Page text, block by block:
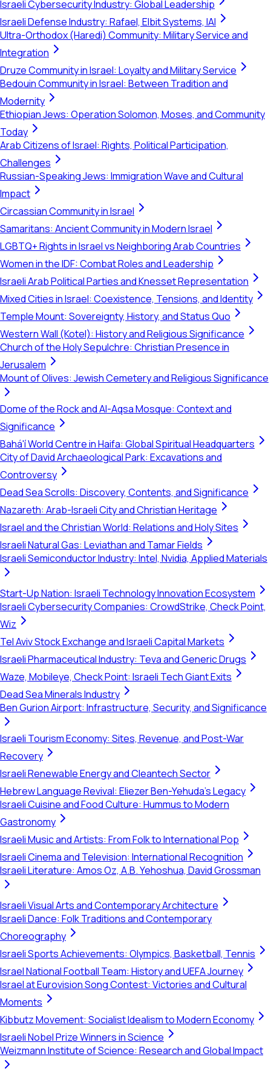
Israeli Cybersecurity Industry: Global Leadership
Israeli Defense Industry: Rafael, Elbit Systems, IAI
Ultra-Orthodox (Haredi) Community: Military Service and
Integration
Druze Community in Israel: Loyalty and Military Service
Bedouin Community in Israel: Between Tradition and
Modernity
Ethiopian Jews: Operation Solomon, Moses, and Community
Today
Arab Citizens of Israel: Rights, Political Participation,
Challenges
Russian-Speaking Jews: Immigration Wave and Cultural
Impact
Circassian Community in Israel
Samaritans: Ancient Community in Modern Israel
LGBTQ+ Rights in Israel vs Neighboring Arab Countries
Women in the IDF: Combat Roles and Leadership
Israeli Arab Political Parties and Knesset Representation
Mixed Cities in Israel: Coexistence, Tensions, and Identity
Temple Mount: Sovereignty, History, and Status Quo
Western Wall (Kotel): History and Religious Significance
Church of the Holy Sepulchre: Christian Presence in
Jerusalem
Mount of Olives: Jewish Cemetery and Religious Significance
Dome of the Rock and Al-Aqsa Mosque: Context and
Significance
Bahá'í World Centre in Haifa: Global Spiritual Headquarters
City of David Archaeological Park: Excavations and
Controversy
Dead Sea Scrolls: Discovery, Contents, and Significance
Nazareth: Arab-Israeli City and Christian Heritage
Israel and the Christian World: Relations and Holy Sites
Israeli Natural Gas: Leviathan and Tamar Fields
Israeli Semiconductor Industry: Intel, Nvidia, Applied Materials
Start-Up Nation: Israeli Technology Innovation Ecosystem
Israeli Cybersecurity Companies: CrowdStrike, Check Point,
Wiz
Tel Aviv Stock Exchange and Israeli Capital Markets
Israeli Pharmaceutical Industry: Teva and Generic Drugs
Waze, Mobileye, Check Point: Israeli Tech Giant Exits
Dead Sea Minerals Industry
Ben Gurion Airport: Infrastructure, Security, and Significance
Israeli Tourism Economy: Sites, Revenue, and Post-War
Recovery
Israeli Renewable Energy and Cleantech Sector
Hebrew Language Revival: Eliezer Ben-Yehuda's Legacy
Israeli Cuisine and Food Culture: Hummus to Modern
Gastronomy
Israeli Music and Artists: From Folk to International Pop
Israeli Cinema and Television: International Recognition
Israeli Literature: Amos Oz, A.B. Yehoshua, David Grossman
Israeli Visual Arts and Contemporary Architecture
Israeli Dance: Folk Traditions and Contemporary
Choreography
Israeli Sports Achievements: Olympics, Basketball, Tennis
Israel National Football Team: History and UEFA Journey
Israel at Eurovision Song Contest: Victories and Cultural
Moments
Kibbutz Movement: Socialist Idealism to Modern Economy
Israeli Nobel Prize Winners in Science
Weizmann Institute of Science: Research and Global Impact